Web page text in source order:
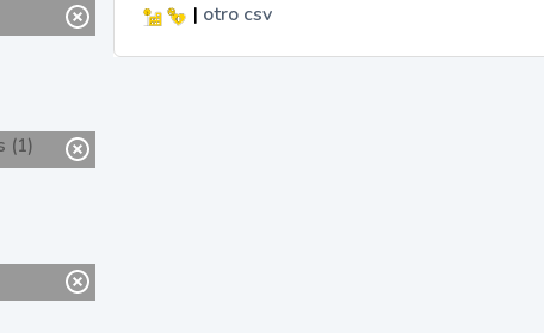
(1)
| otro csv